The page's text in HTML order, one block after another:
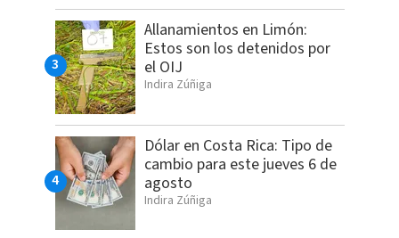
Allanamientos en Limón:
Estos son los detenidos por
el OIJ
Indira Zúñiga
Dólar en Costa Rica: Tipo de
cambio para este jueves 6 de
agosto
Indira Zúñiga